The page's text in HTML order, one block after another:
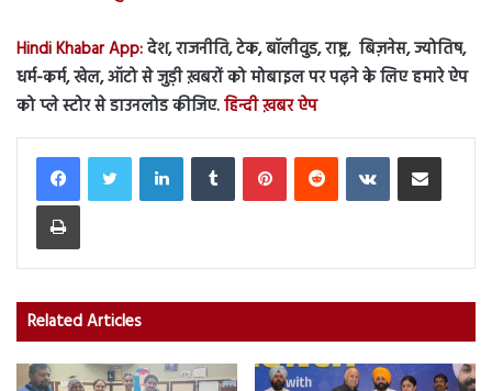
Hindi Khabar App:देश, राजनीति, टेक, बॉलीवुड, राष्ट्र, बिज़नेस, ज्योतिष,
धर्म-कर्म, खेल, ऑटो से जुड़ी ख़बरों को मोबाइल पर पढ़ने के लिए हमारे ऐप
को प्ले स्टोर से डाउनलोड कीजिए.हिन्दी ख़बर ऐप
LinkedInTumblr PinterestReddit VKontakteShare via Email
Print
Related Articles